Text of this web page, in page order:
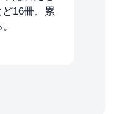
16冊、累